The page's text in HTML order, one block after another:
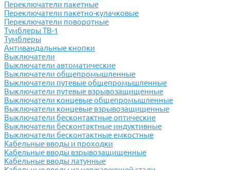
Переключатели пакетные
Переключатели пакетно-кулачковые
Переключатели поворотные
Тумблеры ТВ-1
Тумблеры
Антивандальные кнопки
Выключатели
Выключатели автоматические
Выключатели общепромышленные
Выключатели путевые общепромышленные
Выключатели путевые взрывозащищенные
Выключатели концевые общепромышленные
Выключатели концевые взрывозащищенные
Выключатели бесконтактные оптические
Выключатели бесконтактные индуктивные
Выключатели бесконтактные емкостные
Кабельные вводы и проходки
Кабельные вводы взрывозащищенные
Кабельные вводы латунные